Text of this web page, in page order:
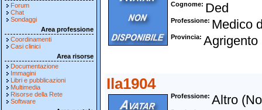
Forum
Chat
Sondaggi
Area professione
Coordinamenti
Casi clinici
Area risorse
Documentazione
Immagini
Libri e pubblicazioni
Multimedia
Risorse della Rete
Software
Cognome Ded
Professione Medico
Provincia Agrigento
Ila1904
Professione Altro